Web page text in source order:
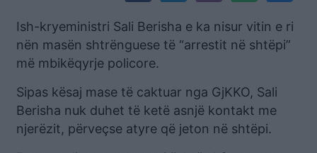
Ish-kryeministri Sali Berisha e ka nisur vitin e ri
nën masën shtrënguese të “arrestit në shtëpi”
më mbikëqyrje policore.
Sipas kësaj mase të caktuar nga GjKKO, Sali
Berisha nuk duhet të ketë asnjë kontakt me
njerëzit, përveçse atyre që jeton në shtëpi.